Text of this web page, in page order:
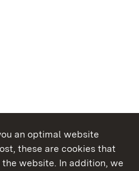
an optimal website
these are cookies that
website. In addition, we